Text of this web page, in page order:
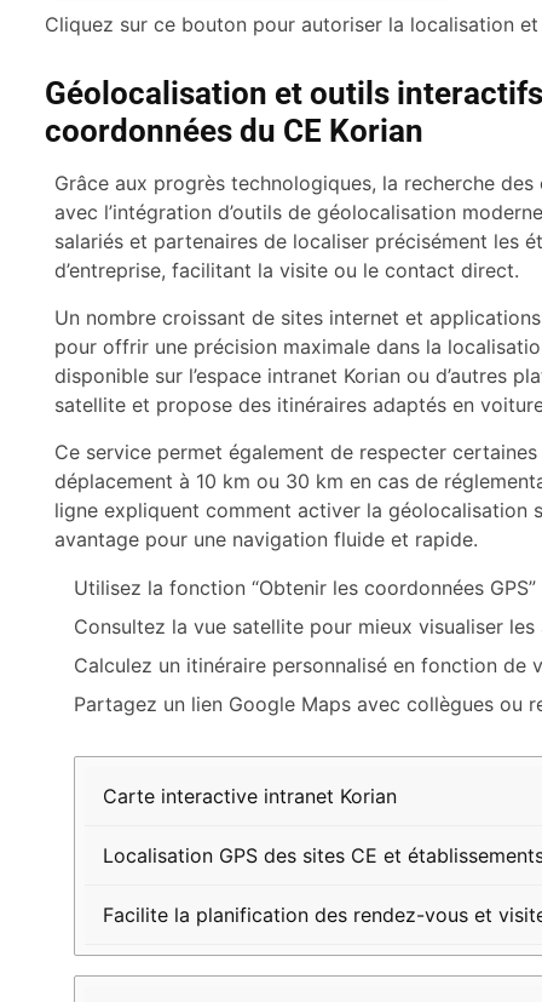
Cliquez sur ce bouton pour autoriser la localisation
Géolocalisation et outils
coordonnées du CE Korian
Grâce aux progrès technologiques, la recherche des
avec l’intégration d’outils de géolocalisation
salariés et partenaires de localiser précisément les
d’entreprise, facilitant la visite ou le contact direct.
Un nombre croissant de sites internet et
pour offrir une précision maximale dans la
disponible sur l’espace intranet Korian ou d’autres
satellite et propose des itinéraires adaptés en
Ce service permet également de respecter
déplacement à 10 km ou 30 km en cas de
ligne expliquent comment activer la géolocalisation
avantage pour une navigation fluide et rapide.
Utilisez la fonction “Obtenir les coordonnées
Consultez la vue satellite pour mieux visualiser les
Calculez un itinéraire personnalisé en fonction de
Partagez un lien Google Maps avec collègues ou
Outil
Fonctionnalité
Bénéfice
Carte interactive intranet Korian
Localisation GPS des sites CE et
Facilite la planification des rendez-vous et